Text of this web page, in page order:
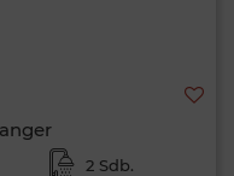
2 Sdb.